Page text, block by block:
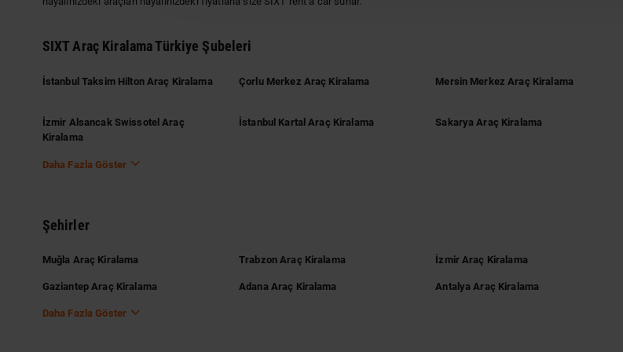
SIXT Araç Kiralama Türkiye Şubeleri
İstanbul Taksim Hilton Araç Kiralama Çorlu Merkez Araç Kiralama Mersin Merkez Araç Kiralama
İzmir Alsancak Swissotel Araç
Kiralama
İstanbul Kartal Araç Kiralama Sakarya Araç Kiralama
Daha Fazla Göster
Şehirler
Muğla Araç Kiralama Trabzon Araç Kiralama İzmir Araç Kiralama
Gaziantep Araç Kiralama Adana Araç Kiralama Antalya Araç Kiralama
Daha Fazla Göster